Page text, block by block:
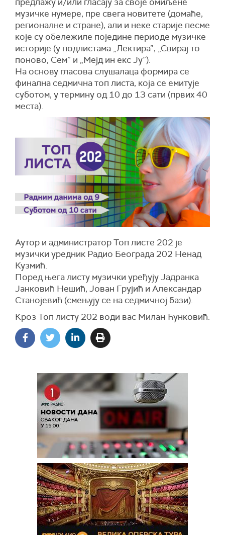
музичке нумере, пре свега новитете (домаће,
регионалне и стране), али и неке старије песме
које су обележиле поједине периоде музичке
историје (у подлистама „Лектира”, „Свирај то
поново, Сем” и „Мејд ин екс Ју”).
На основу гласова слушалаца формира се
финална седмична топ листа, која се емитује
суботом, у термину од 10 до 13 сати (првих 40
места).
Аутор и администратор Топ листе 202 је
музички уредник Радио Београда 202 Ненад
Кузмић.
Поред њега листу музички уређују Јадранка
Јанковић Нешић, Јован Грујић и Александар
Станојевић (смењују се на седмичној бази).
Кроз Топ листу 202 води вас Милан Ћунковић.